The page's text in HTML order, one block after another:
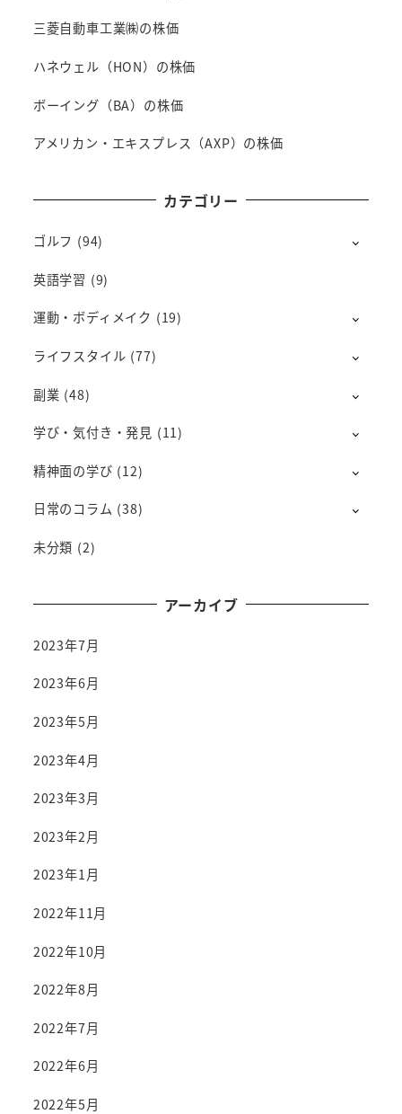
三菱自動車工業㈱の株価
ハネウェル（HON）の株価
ボーイング（BA）の株価
アメリカン・エキスプレス（AXP）の株価
カテゴリー
ゴルフ (94)
英語学習 (9)
運動・ボディメイク (19)
ライフスタイル (77)
副業 (48)
学び・気付き・発見 (11)
精神面の学び (12)
日常のコラム (38)
未分類 (2)
アーカイブ
2023年7月
2023年6月
2023年5月
2023年4月
2023年3月
2023年2月
2023年1月
2022年11月
2022年10月
2022年8月
2022年7月
2022年6月
2022年5月